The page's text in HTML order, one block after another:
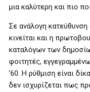
μια καλύτερη και πιο
Σε ανάλογη κατεύθυνση
κινείται και η
καταλόγων των
φοιτητές,
’60. Η ρύθμιση είναι
δεν ισχυρίζεται πως